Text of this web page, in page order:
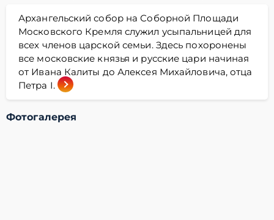
Архангельский собор на Соборной Площади
Московского Кремля служил усыпальницей для
всех членов царской семьи. Здесь похоронены
все московские князья и русские цари начиная
от Ивана Калиты до Алексея Михайловича, отца
Петра I.
Фотогалерея